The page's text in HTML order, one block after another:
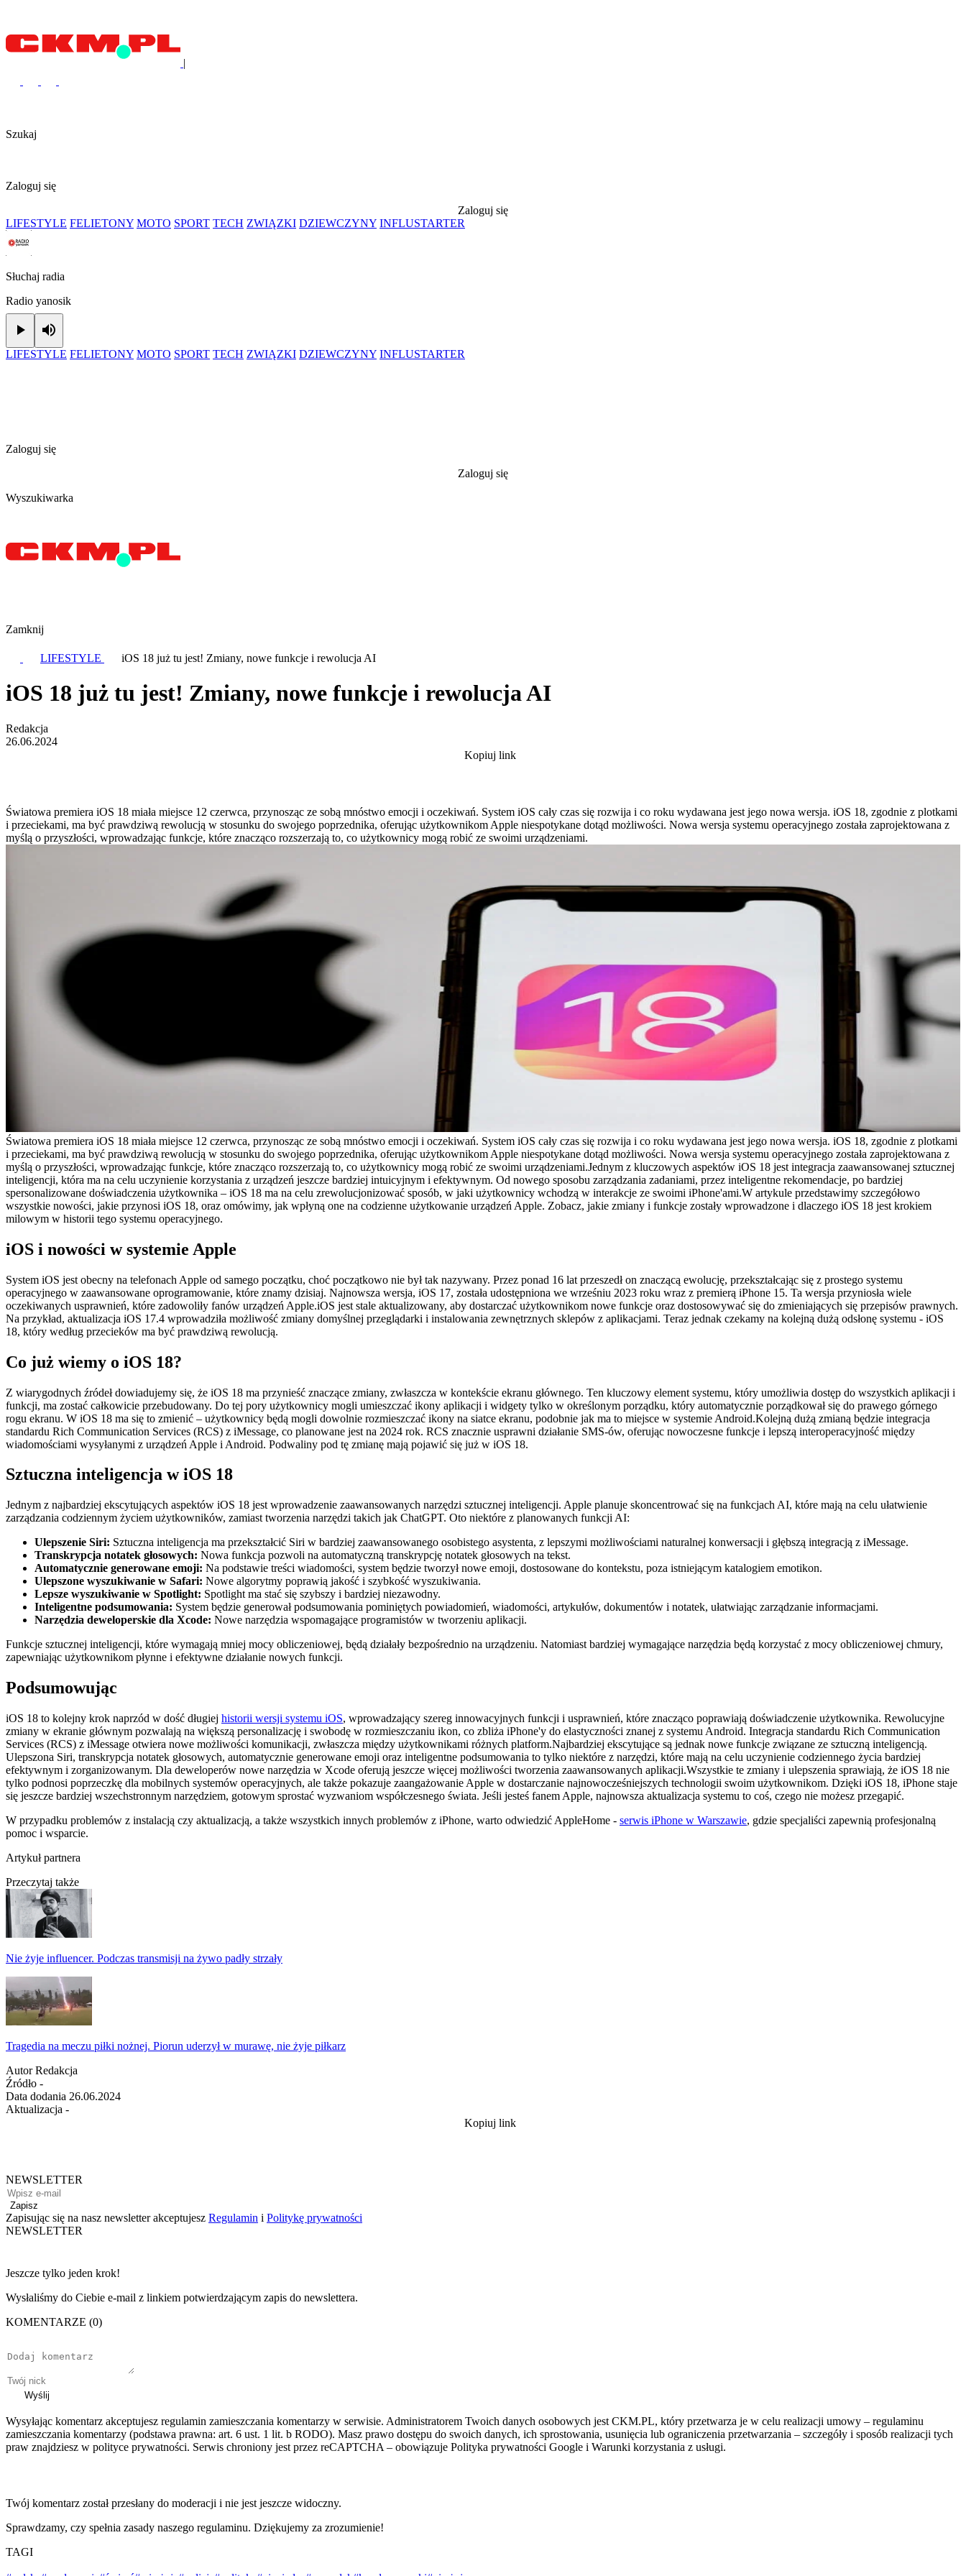
|
Szukaj
Zaloguj się
Zaloguj się
LIFESTYLE FELIETONY MOTO SPORT TECH ZWIĄZKI DZIEWCZYNY INFLUSTARTER
Słuchaj radia
Radio yanosik
Play
LIFESTYLE FELIETONY MOTO SPORT TECH ZWIĄZKI DZIEWCZYNY INFLUSTARTER
Zaloguj się
Zaloguj się
Wyszukiwarka
Zamknij
LIFESTYLE iOS 18 już tu jest! Zmiany, nowe funkcje i rewolucja AI
iOS 18 już tu jest! Zmiany, nowe funkcje i rewolucja AI
Redakcja
26.06.2024
Kopiuj link
Światowa premiera iOS 18 miała miejsce 12 czerwca, przynosząc ze sobą mnóstwo emocji i oczekiwań. System iOS cały czas się rozwija i co roku wydawana jest jego nowa wersja. iOS 18, zgodnie z plotkami
i przeciekami, ma być prawdziwą rewolucją w stosunku do swojego poprzednika, oferując użytkownikom Apple niespotykane dotąd możliwości. Nowa wersja systemu operacyjnego została zaprojektowana z
myślą o przyszłości, wprowadzając funkcje, które znacząco rozszerzają to, co użytkownicy mogą robić ze swoimi urządzeniami.
Światowa premiera iOS 18 miała miejsce 12 czerwca, przynosząc ze sobą mnóstwo emocji i oczekiwań. System iOS cały czas się rozwija i co roku wydawana jest jego nowa wersja. iOS 18, zgodnie z plotkami
i przeciekami, ma być prawdziwą rewolucją w stosunku do swojego poprzednika, oferując użytkownikom Apple niespotykane dotąd możliwości. Nowa wersja systemu operacyjnego została zaprojektowana z
myślą o przyszłości, wprowadzając funkcje, które znacząco rozszerzają to, co użytkownicy mogą robić ze swoimi urządzeniami.Jednym z kluczowych aspektów iOS 18 jest integracja zaawansowanej sztucznej
inteligencji, która ma na celu uczynienie korzystania z urządzeń jeszcze bardziej intuicyjnym i efektywnym. Od nowego sposobu zarządzania zadaniami, przez inteligentne rekomendacje, po bardziej
spersonalizowane doświadczenia użytkownika – iOS 18 ma na celu zrewolucjonizować sposób, w jaki użytkownicy wchodzą w interakcje ze swoimi iPhone'ami.W artykule przedstawimy szczegółowo
wszystkie nowości, jakie przynosi iOS 18, oraz omówimy, jak wpłyną one na codzienne użytkowanie urządzeń Apple. Zobacz, jakie zmiany i funkcje zostały wprowadzone i dlaczego iOS 18 jest krokiem
milowym w historii tego systemu operacyjnego.
iOS i nowości w systemie Apple
System iOS jest obecny na telefonach Apple od samego początku, choć początkowo nie był tak nazywany. Przez ponad 16 lat przeszedł on znaczącą ewolucję, przekształcając się z prostego systemu
operacyjnego w zaawansowane oprogramowanie, które znamy dzisiaj. Najnowsza wersja, iOS 17, została udostępniona we wrześniu 2023 roku wraz z premierą iPhone 15. Ta wersja przyniosła wiele
oczekiwanych usprawnień, które zadowoliły fanów urządzeń Apple.iOS jest stale aktualizowany, aby dostarczać użytkownikom nowe funkcje oraz dostosowywać się do zmieniających się przepisów prawnych.
Na przykład, aktualizacja iOS 17.4 wprowadziła możliwość zmiany domyślnej przeglądarki i instalowania zewnętrznych sklepów z aplikacjami. Teraz jednak czekamy na kolejną dużą odsłonę systemu - iOS
18, który według przecieków ma być prawdziwą rewolucją.
Co już wiemy o iOS 18?
Z wiarygodnych źródeł dowiadujemy się, że iOS 18 ma przynieść znaczące zmiany, zwłaszcza w kontekście ekranu głównego. Ten kluczowy element systemu, który umożliwia dostęp do wszystkich aplikacji i
funkcji, ma zostać całkowicie przebudowany. Do tej pory użytkownicy mogli umieszczać ikony aplikacji i widgety tylko w określonym porządku, który automatycznie porządkował się do prawego górnego
rogu ekranu. W iOS 18 ma się to zmienić – użytkownicy będą mogli dowolnie rozmieszczać ikony na siatce ekranu, podobnie jak ma to miejsce w systemie Android.Kolejną dużą zmianą będzie integracja
standardu Rich Communication Services (RCS) z iMessage, co planowane jest na 2024 rok. RCS znacznie usprawni działanie SMS-ów, oferując nowoczesne funkcje i lepszą interoperacyjność między
wiadomościami wysyłanymi z urządzeń Apple i Android. Podwaliny pod tę zmianę mają pojawić się już w iOS 18.
Sztuczna inteligencja w iOS 18
Jednym z najbardziej ekscytujących aspektów iOS 18 jest wprowadzenie zaawansowanych narzędzi sztucznej inteligencji. Apple planuje skoncentrować się na funkcjach AI, które mają na celu ułatwienie
zarządzania codziennym życiem użytkowników, zamiast tworzenia narzędzi takich jak ChatGPT. Oto niektóre z planowanych funkcji AI:
Ulepszenie Siri: Sztuczna inteligencja ma przekształcić Siri w bardziej zaawansowanego osobistego asystenta, z lepszymi możliwościami naturalnej konwersacji i głębszą integracją z iMessage.
Transkrypcja notatek głosowych: Nowa funkcja pozwoli na automatyczną transkrypcję notatek głosowych na tekst.
Automatycznie generowane emoji: Na podstawie treści wiadomości, system będzie tworzył nowe emoji, dostosowane do kontekstu, poza istniejącym katalogiem emotikon.
Ulepszone wyszukiwanie w Safari: Nowe algorytmy poprawią jakość i szybkość wyszukiwania.
Lepsze wyszukiwanie w Spotlight: Spotlight ma stać się szybszy i bardziej niezawodny.
Inteligentne podsumowania: System będzie generował podsumowania pominiętych powiadomień, wiadomości, artykułów, dokumentów i notatek, ułatwiając zarządzanie informacjami.
Narzędzia deweloperskie dla Xcode: Nowe narzędzia wspomagające programistów w tworzeniu aplikacji.
Funkcje sztucznej inteligencji, które wymagają mniej mocy obliczeniowej, będą działały bezpośrednio na urządzeniu. Natomiast bardziej wymagające narzędzia będą korzystać z mocy obliczeniowej chmury,
zapewniając użytkownikom płynne i efektywne działanie nowych funkcji.
Podsumowując
iOS 18 to kolejny krok naprzód w dość długiej historii wersji systemu iOS, wprowadzający szereg innowacyjnych funkcji i usprawnień, które znacząco poprawiają doświadczenie użytkownika. Rewolucyjne
zmiany w ekranie głównym pozwalają na większą personalizację i swobodę w rozmieszczaniu ikon, co zbliża iPhone'y do elastyczności znanej z systemu Android. Integracja standardu Rich Communication
Services (RCS) z iMessage otwiera nowe możliwości komunikacji, zwłaszcza między użytkownikami różnych platform.Najbardziej ekscytujące są jednak nowe funkcje związane ze sztuczną inteligencją.
Ulepszona Siri, transkrypcja notatek głosowych, automatycznie generowane emoji oraz inteligentne podsumowania to tylko niektóre z narzędzi, które mają na celu uczynienie codziennego życia bardziej
efektywnym i zorganizowanym. Dla deweloperów nowe narzędzia w Xcode oferują jeszcze więcej możliwości tworzenia zaawansowanych aplikacji.Wszystkie te zmiany i ulepszenia sprawiają, że iOS 18 nie
tylko podnosi poprzeczkę dla mobilnych systemów operacyjnych, ale także pokazuje zaangażowanie Apple w dostarczanie najnowocześniejszych technologii swoim użytkownikom. Dzięki iOS 18, iPhone staje
się jeszcze bardziej wszechstronnym narzędziem, gotowym sprostać wyzwaniom współczesnego świata. Jeśli jesteś fanem Apple, najnowsza aktualizacja systemu to coś, czego nie możesz przegapić.
W przypadku problemów z instalacją czy aktualizacją, a także wszystkich innych problemów z iPhone, warto odwiedzić AppleHome - serwis iPhone w Warszawie, gdzie specjaliści zapewnią profesjonalną
pomoc i wsparcie.
Artykuł partnera
Przeczytaj także
Nie żyje influencer. Podczas transmisji na żywo padły strzały
Tragedia na meczu piłki nożnej. Piorun uderzył w murawę, nie żyje piłkarz
Autor Redakcja
Źródło -
Data dodania 26.06.2024
Aktualizacja -
Kopiuj link
NEWSLETTER
Zapisz
Zapisując się na nasz newsletter akceptujesz Regulamin i Politykę prywatności
NEWSLETTER
Jeszcze tylko jeden krok!
Wysłaliśmy do Ciebie e-mail z linkiem potwierdzającym zapis do newslettera.
KOMENTARZE (0)
Wyślij
Wysyłając komentarz akceptujesz regulamin zamieszczania komentarzy w serwisie. Administratorem Twoich danych osobowych jest CKM.PL, który przetwarza je w celu realizacji umowy – regulaminu
zamieszczania komentarzy (podstawa prawna: art. 6 ust. 1 lit. b RODO). Masz prawo dostępu do swoich danych, ich sprostowania, usunięcia lub ograniczenia przetwarzania – szczegóły i sposób realizacji tych
praw znajdziesz w polityce prywatności. Serwis chroniony jest przez reCAPTCHA – obowiązuje Polityka prywatności Google i Warunki korzystania z usługi.
Twój komentarz został przesłany do moderacji i nie jest jeszcze widoczny.
Sprawdzamy, czy spełnia zasady naszego regulaminu. Dziękujemy za zrozumienie!
TAGI